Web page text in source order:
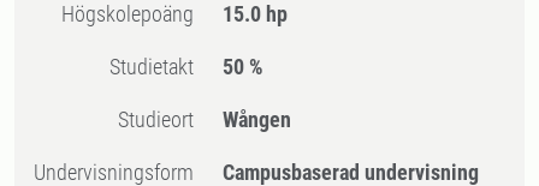
högskolepoäng 15.0 hp
Studietakt 50 %
Studieort Wången
Undervisningsform Campusbaserad undervisning